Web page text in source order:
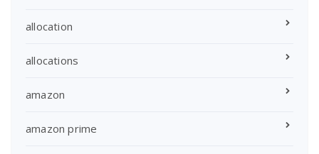
allocation
allocations
amazon
amazon prime